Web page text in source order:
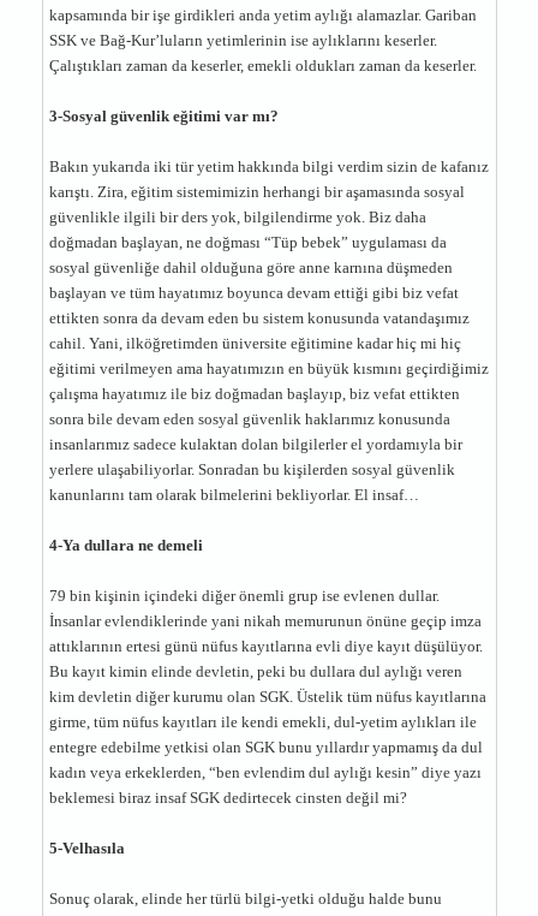
kapsamında bir işe girdikleri anda yetim aylığı alamazlar. Gariban
SSK ve Bağ-Kur’luların yetimlerinin ise aylıklarını keserler.
Çalıştıkları zaman da keserler, emekli oldukları zaman da keserler.
3-Sosyal güvenlik eğitimi var mı?
Bakın yukarıda iki tür yetim hakkında bilgi verdim sizin de kafanız
karıştı. Zira, eğitim sistemimizin herhangi bir aşamasında sosyal
güvenlikle ilgili bir ders yok, bilgilendirme yok. Biz daha
doğmadan başlayan, ne doğması “Tüp bebek” uygulaması da
sosyal güvenliğe dahil olduğuna göre anne karnına düşmeden
başlayan ve tüm hayatımız boyunca devam ettiği gibi biz vefat
ettikten sonra da devam eden bu sistem konusunda vatandaşımız
cahil. Yani, ilköğretimden üniversite eğitimine kadar hiç mi hiç
eğitimi verilmeyen ama hayatımızın en büyük kısmını geçirdiğimiz
çalışma hayatımız ile biz doğmadan başlayıp, biz vefat ettikten
sonra bile devam eden sosyal güvenlik haklarımız konusunda
insanlarımız sadece kulaktan dolan bilgilerler el yordamıyla bir
yerlere ulaşabiliyorlar. Sonradan bu kişilerden sosyal güvenlik
kanunlarını tam olarak bilmelerini bekliyorlar. El insaf…
4-Ya dullara ne demeli
79 bin kişinin içindeki diğer önemli grup ise evlenen dullar.
İnsanlar evlendiklerinde yani nikah memurunun önüne geçip imza
attıklarının ertesi günü nüfus kayıtlarına evli diye kayıt düşülüyor.
Bu kayıt kimin elinde devletin, peki bu dullara dul aylığı veren
kim devletin diğer kurumu olan SGK. Üstelik tüm nüfus kayıtlarına
girme, tüm nüfus kayıtları ile kendi emekli, dul-yetim aylıkları ile
entegre edebilme yetkisi olan SGK bunu yıllardır yapmamış da dul
kadın veya erkeklerden, “ben evlendim dul aylığı kesin” diye yazı
beklemesi biraz insaf SGK dedirtecek cinsten değil mi?
5-Velhasıla
Sonuç olarak, elinde her türlü bilgi-yetki olduğu halde bunu